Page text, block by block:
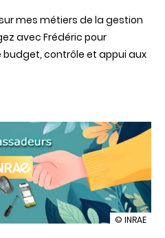
mes métiers de la gestion
avec Frédéric pour
budget, contrôle et appui aux
illustration
© INRAE